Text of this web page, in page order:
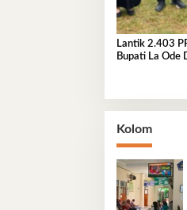
Lantik 2.403
Bupati La Ode
Kolom